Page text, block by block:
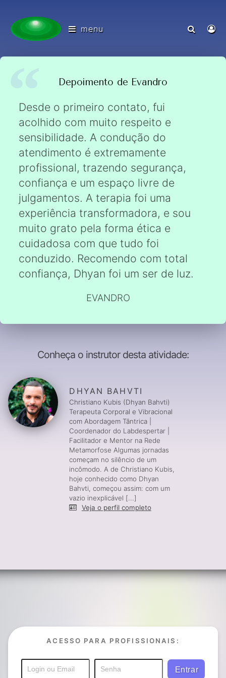
menu
Depoimento de Evandro
Desde o primeiro contato, fui
acolhido com muito respeito e
sensibilidade. A condução do
atendimento é extremamente
profissional, trazendo segurança,
confiança e um espaço livre de
julgamentos. A terapia foi uma
experiência transformadora, e sou
muito grato pela forma ética e
cuidadosa com que tudo foi
conduzido. Recomendo com total
confiança, Dhyan foi um ser de luz.
EVANDRO
Conheça o instrutor desta atividade:
DHYAN BAHVTI
Christiano Kubis (Dhyan Bahvti)
Terapeuta Corporal e Vibracional
com Abordagem Tântrica |
Coordenador do Labdespertar |
Facilitador e Mentor na Rede
Metamorfose Algumas jornadas
começam no silêncio de um
incômodo. A de Christiano Kubis,
hoje conhecido como Dhyan
Bahvti, começou assim: com um
vazio inexplicável [...]
Veja o perfil completo
ACESSO PARA PROFISSIONAIS: